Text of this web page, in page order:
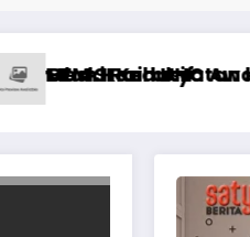
ke-XIX di Jambi,
2026, Jakarta